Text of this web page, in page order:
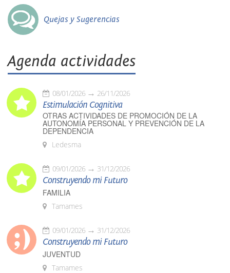
Quejas y Sugerencias
Agenda actividades
08/01/2026 26/11/2026
Estimulación Cognitiva
OTRAS ACTIVIDADES DE PROMOCIÓN DE LA
AUTONOMÍA PERSONAL Y PREVENCIÓN DE LA
DEPENDENCIA
Ledesma
09/01/2026 31/12/2026
Construyendo mi Futuro
FAMILIA
Tamames
09/01/2026 31/12/2026
Construyendo mi Futuro
JUVENTUD
Tamames